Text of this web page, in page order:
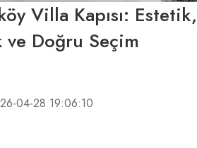
Villa Kapısı: Estetik,
Doğru Seçim
04-28 19:06:10